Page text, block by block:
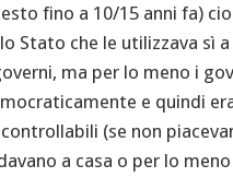
fino a 10/15 anni fa)
Stato che le utilizzava sì a
ma per lo meno i
e quindi
(se non
a casa o per lo meno